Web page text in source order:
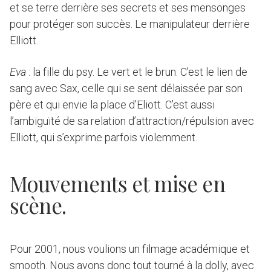
et se terre derrière ses secrets et ses mensonges
pour protéger son succès. Le manipulateur derrière
Elliott.
Eva : la fille du psy. Le vert et le brun. C’est le lien de
sang avec Sax, celle qui se sent délaissée par son
père et qui envie la place d’Eliott. C’est aussi
l’ambiguïté de sa relation d’attraction/répulsion avec
Elliott, qui s’exprime parfois violemment.
Mouvements et mise en
scène.
Pour 2001, nous voulions un filmage académique et
smooth. Nous avons donc tout tourné à la dolly, avec